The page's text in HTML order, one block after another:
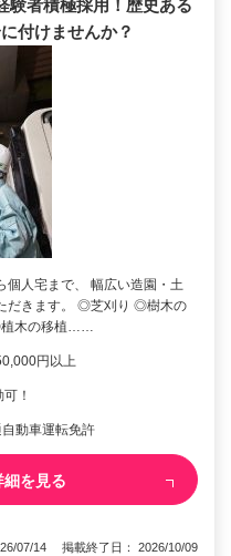
験者積極採用！歴史ある
付けませんか？
個人宅まで、 幅広い造園・土
だきます。 ◎芝刈り ◎樹木の
植木の移植……
円以上
！
動車運転免許
細を見る
07/14 掲載終了日： 2026/10/09